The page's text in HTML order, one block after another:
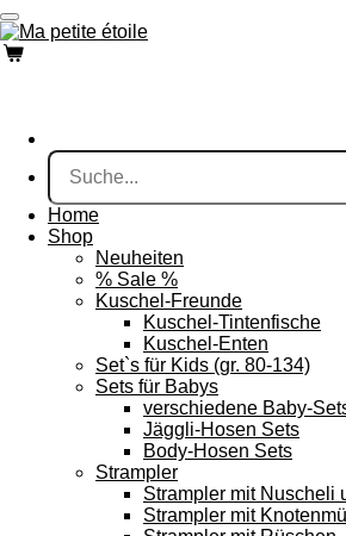
Zum
Hauptinhalt
springen
Home
Shop
Neuheiten
% Sale %
Kuschel-Freunde
Kuschel-Tintenfische
Kuschel-Enten
Set`s für Kids (gr. 80-134)
Sets für Babys
verschiedene Baby-
Jäggli-Hosen Sets
Body-Hosen Sets
Strampler
Strampler mit Nuscheli
Strampler mit